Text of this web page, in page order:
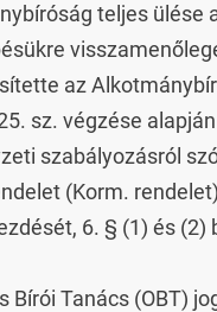
teljes ülése
az
sz. végzése
szabályozásról
(Korm.
6. § (1) és (2)
Bírói Tanács (OBT)